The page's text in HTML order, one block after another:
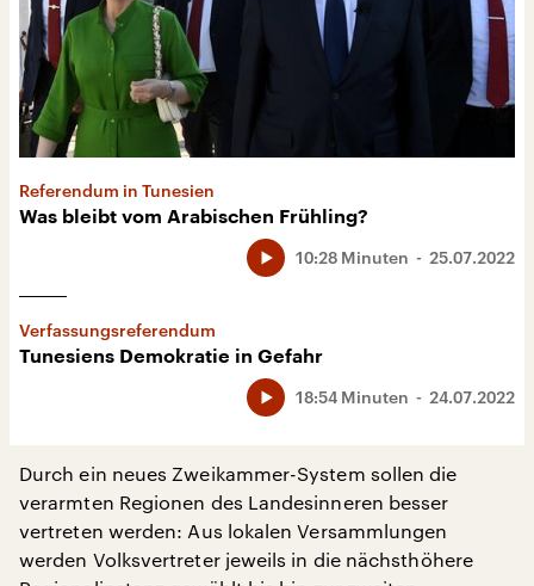
Referendum in Tunesien
Was bleibt vom Arabischen Frühling?
25.07.2022
10:28 Minuten
Verfassungsreferendum
Tunesiens Demokratie in Gefahr
24.07.2022
18:54 Minuten
Durch ein neues Zweikammer-System sollen die
verarmten Regionen des Landesinneren besser
vertreten werden: Aus lokalen Versammlungen
werden Volksvertreter jeweils in die nächsthöhere